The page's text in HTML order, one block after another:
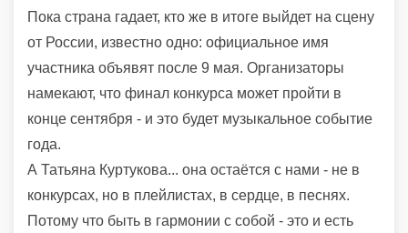
Пока страна гадает, кто же в итоге выйдет на сцену
от России, известно одно: официальное имя
участника объявят после 9 мая. Организаторы
намекают, что финал конкурса может пройти в
конце сентября - и это будет музыкальное событие
года.
А Татьяна Куртукова... она остаётся с нами - не в
конкурсах, но в плейлистах, в сердце, в песнях.
Потому что быть в гармонии с собой - это и есть